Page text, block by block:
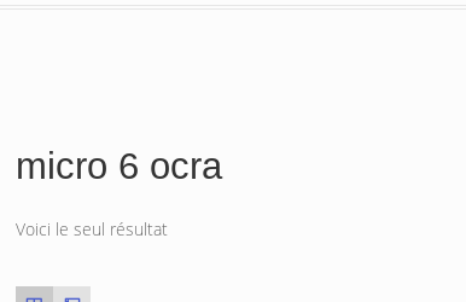
micro 6 ocra
Voici le seul résultat